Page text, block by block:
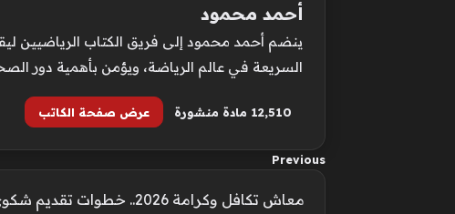
أحمد محمود
ينضم أحمد محمود إلى فريق الكتاب الرياضيين
السريعة في عالم الرياضة، ويؤمن بأهمية دور
12٬510 مادة منشورة عرض صفحة الكاتب
Previous
معاش تكافل وكرامة 2026.. خطوات